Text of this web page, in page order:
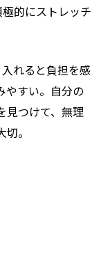
的にストレッチ
れると負担を感
やすい。自分の
見つけて、無理
。